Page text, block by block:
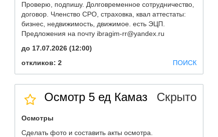
Проверю, подпишу. Долговременное сотрудничество,
договор. Членство СРО, страховка, квал аттестаты:
бизнес, недвижимость, движимое. есть ЭЦП.
Предложения на почту ibragim-rr@yandex.ru
до 17.07.2026 (12:00)
откликов: 2
ПОИСК
Осмотр 5 ед Камаз Скрыто
Осмотры
Сделать фото и составить акты осмотра.